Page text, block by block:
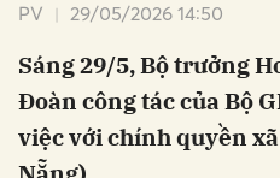
PV 29/05/2026 14:50
Sáng 29/5, Bộ trưởng
Đoàn công tác của Bộ
việc với chính quyền
Hủy